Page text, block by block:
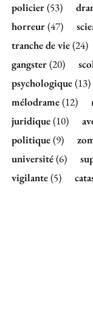
policier(53)
horreur(47)
tranche de vie(24)
gangster(20)
psychologique(13)
mélodrame(12)
juridique(10)
politique(9)
université(6)
vigilante(5)